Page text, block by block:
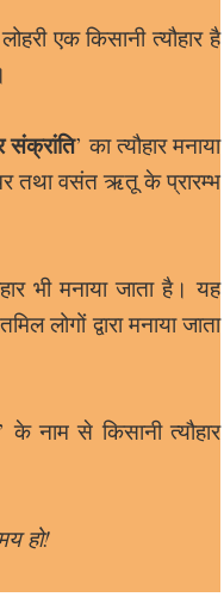
एक किसानी त्यौहार है
संक्रांति’ का त्यौहार मनाया
तथा वसंत ऋतू के प्रारम्भ
भी मनाया जाता है। यह
लोगों द्वारा मनाया जाता
के नाम से किसानी त्यौहार
हो!